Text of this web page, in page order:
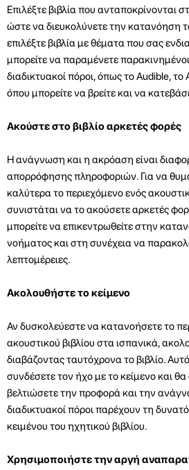
Επιλέξτε βιβλία που ανταποκρίνονται
ώστε να διευκολύνετε την κατανόηση
επιλέξτε βιβλία με θέματα που σας
μπορείτε να παραμένετε
διαδικτυακοί πόροι, όπως το Audible, το
όπου μπορείτε να βρείτε και να
Ακούστε στο βιβλίο αρκετές φορές
Η ανάγνωση και η ακρόαση είναι
απορρόφησης πληροφοριών. Για να
καλύτερα το περιεχόμενο ενός
συνιστάται να το ακούσετε αρκετές
μπορείτε να επικεντρωθείτε στην
νοήματος και στη συνέχεια να
λεπτομέρειες.
Ακολουθήστε το κείμενο
Αν δυσκολεύεστε να κατανοήσετε το
ακουστικού βιβλίου στα ισπανικά,
διαβάζοντας ταυτόχρονα το βιβλίο.
συνδέσετε τον ήχο με το κείμενο και
βελτιώσετε την προφορά και την
διαδικτυακοί πόροι παρέχουν τη
κειμένου του ηχητικού βιβλίου.
Χρησιμοποιήστε την αργή